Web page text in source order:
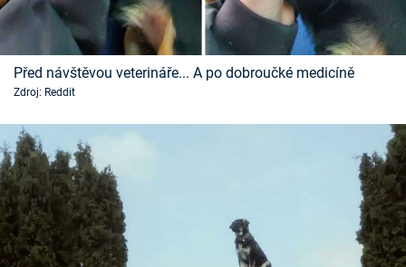
Před návštěvou veterináře... A po dobroučké medicíně
Zdroj: Reddit